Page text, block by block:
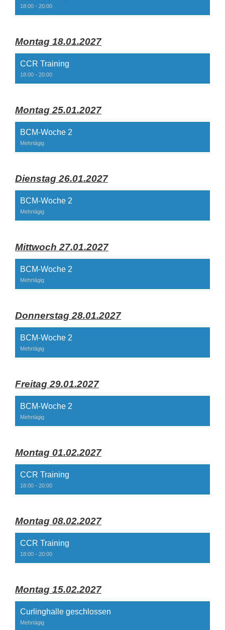
18:00 - 20:00
Montag 18.01.2027
CCR Training
18:00 - 20:00
Montag 25.01.2027
BCM-Woche 2
Mehrtägig
Dienstag 26.01.2027
BCM-Woche 2
Mehrtägig
Mittwoch 27.01.2027
BCM-Woche 2
Mehrtägig
Donnerstag 28.01.2027
BCM-Woche 2
Mehrtägig
Freitag 29.01.2027
BCM-Woche 2
Mehrtägig
Montag 01.02.2027
CCR Training
18:00 - 20:00
Montag 08.02.2027
CCR Training
18:00 - 20:00
Montag 15.02.2027
Curlinghalle geschlossen
Mehrtägig